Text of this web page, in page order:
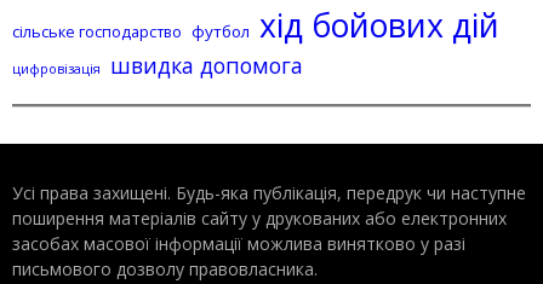
сільське господарство футбол хід бойових дій
цифровізація швидка допомога
Усі права захищені. Будь-яка публiкацiя, передрук чи наступне
поширення матеріалів сайту у друкованих або електронних
засобах масової інформації можлива винятково у разі
письмового дозволу правовласника.